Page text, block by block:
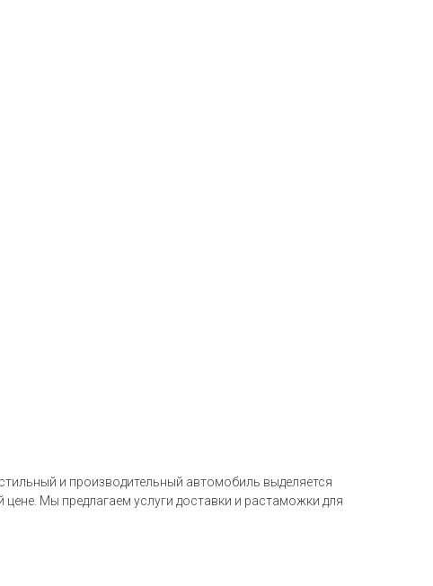
и производительный автомобиль выделяется
Мы предлагаем услуги доставки и растаможки для